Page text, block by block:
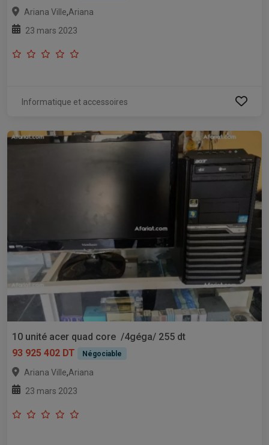
Ariana Ville,Ariana
23 mars 2023
Informatique et accessoires
10 unité acer quad core /4géga/ 255 dt
93 925 402 DT
Négociable
Ariana Ville,Ariana
23 mars 2023